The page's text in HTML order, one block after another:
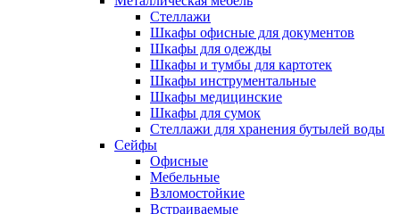
Стеллажи
Шкафы офисные для документов
Шкафы для одежды
Шкафы и тумбы для картотек
Шкафы инструментальные
Шкафы медицинские
Шкафы для сумок
Стеллажи для хранения бутылей воды
Сейфы
Офисные
Мебельные
Взломостойкие
Встраиваемые